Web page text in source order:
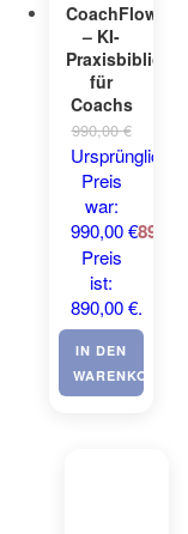
CoachFlow©
– KI-
Praxisbibliothek
für
Coachs
990,00€
Ursprünglicher
Preis
war:
990,00 €890,00
Preis
ist:
890,00 €.
IN DEN
WARENKORB